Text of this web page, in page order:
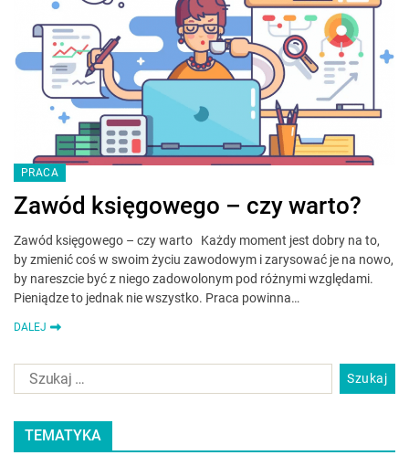
PRACA
Zawód księgowego – czy warto?
Zawód księgowego – czy warto Każdy moment jest dobry na to,
by zmienić coś w swoim życiu zawodowym i zarysować je na nowo,
by nareszcie być z niego zadowolonym pod różnymi względami.
Pieniądze to jednak nie wszystko. Praca powinna…
DALEJ
TEMATYKA